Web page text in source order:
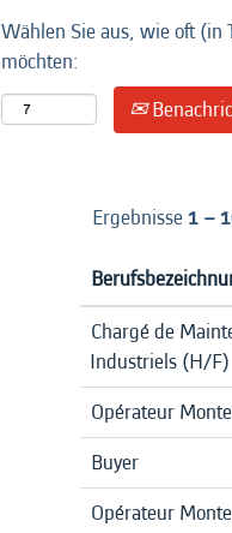
Wählen Sie aus, wie oft (in
möchten:
Ergebnisse1 –
Chargé de
Industriels (H/F)
Opérateur
Buyer
Opérateur